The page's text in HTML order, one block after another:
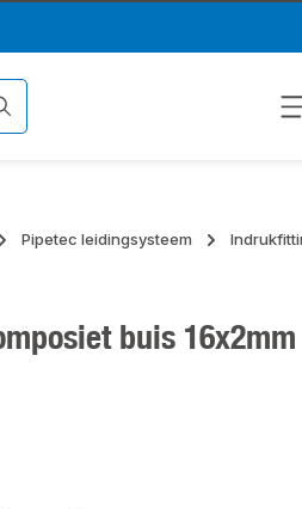
Pipetec leidingsysteem
buis 16x2mm